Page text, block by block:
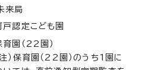
来局
戸認定こども園
育園（22園）
注）保育園（22園）のうち1園に